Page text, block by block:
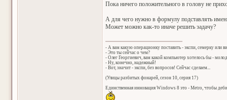
Пока ничего положительного в голову не
А для чего нужно в формулу подставлять
Может можно как-то иначе решить задачу?
- А вам какую операционку поставить - экспи, семерку или
- Это ты сейчас о чем?
- Олег Георгиевич, вам какой компьютер хотелось бы -
- Ну, конечно, надежный!
- Вот, значит - экспи, без вопросов! Сейчас сделаем...
(Улицы разбитых фонарей, сезон 10, серия 17)
Единственная инновация Windows 8 это - Metro, чтобы